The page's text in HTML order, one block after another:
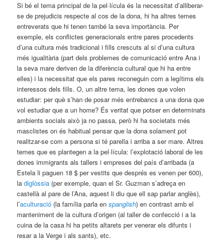
Si bé el tema principal de la pel·lícula és la necessitat d’alliberar-
se de prejudicis respecte al cos de la dona, hi ha altres temes
entreverats que hi tenen també la seva importància. Per
exemple, els conflictes generacionals entre pares procedents
d’una cultura més tradicional i fills crescuts al si d’una cultura
més igualitària (part dels problemes de comunicació entre Ana i
la seva mare deriven de la diferència cultural que hi ha entre
elles) i la necessitat que els pares reconeguin com a legítims els
interessos dels fills. O, un altre tema, les dones que volen
estudiar: per què s’han de posar més entrebancs a una dona que
vol estudiar que a un home? És veritat que potser en determinats
ambients socials això ja no passa, però hi ha societats més
masclistes on és habitual pensar que la dona solament pot
realitzar-se com a persona si té parella i arriba a ser mare. Altres
temes que es plantegen a la pel·lícula: l’explotació laboral de les
dones immigrants als tallers i empreses del país d’arribada (a
Estela li paguen 18 $ per vestits que després es venen per 600),
ladiglòssia (per exemple, quan el Sr. Guzman s’adreça en
castellà al pare de l’Ana, aquest li diu que ell sap parlar anglès),
l’aculturació (la família parla enspanglish) en contrast amb el
manteniment de la cultura d’origen (al taller de confecció i a la
cuina de la casa hi ha petits altarets per venerar els difunts i
resar a la Verge i als sants), etc.